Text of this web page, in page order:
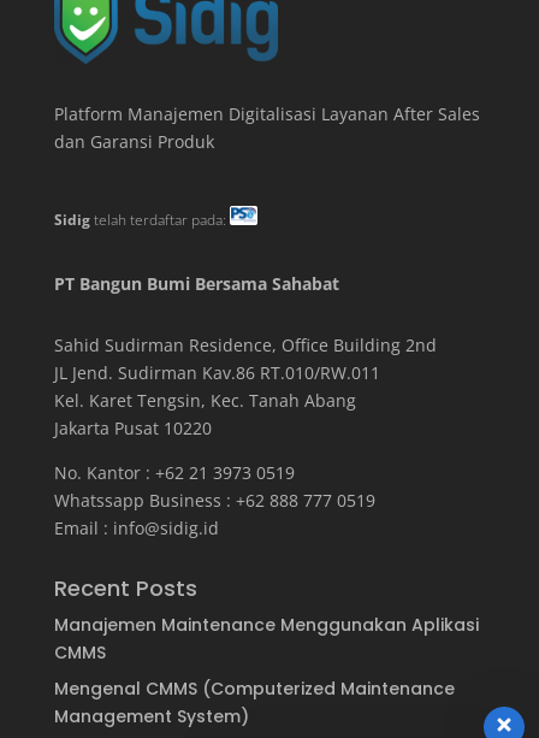
Platform Manajemen Digitalisasi Layanan After Sales
dan Garansi Produk
Sidigtelah terdaftar pada:
PT Bangun Bumi Bersama Sahabat
Sahid Sudirman Residence, Office Building 2nd
JL Jend. Sudirman Kav.86 RT.010/RW.011
Kel. Karet Tengsin, Kec. Tanah Abang
Jakarta Pusat 10220
No. Kantor : +62 21 3973 0519
Whatssapp Business : +62 888 777 0519
Email : info@sidig.id
Recent Posts
Manajemen Maintenance Menggunakan Aplikasi
CMMS
Mengenal CMMS (Computerized Maintenance
Management System)